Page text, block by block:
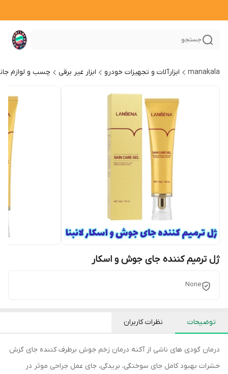
جستجو
manakala ابزارآلات و تجهیزات خودرو ابزار غیر برقی چسب و لوازم
ژل ترمیم کننده جای جوش و اسکار
None
توضیحات نظرات کاربران
درمان گودی های ناشی از آکنه درمان زخم جوش برطرف کننده جای گزش
حشرات بهبود کامل جای سوختگی، بریدگی، جای عمل جراحی موثر در